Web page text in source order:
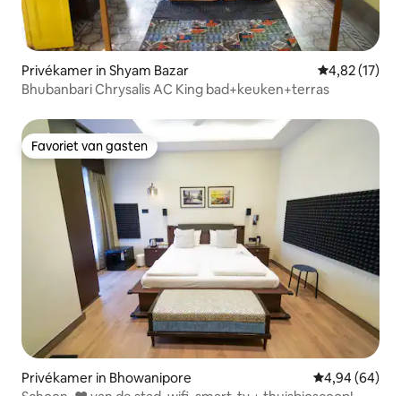
Privékamer in Shyam Bazar Gemiddelde
4,82 (17)
Bhubanbari Chrysalis AC King bad+keuken+terras
Favoriet van gasten
Favoriet van gasten
Privékamer in Bhowanipore Gemiddelde
4,94 (64)